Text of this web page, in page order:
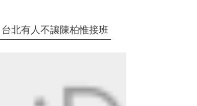
北有人不讓陳柏惟接班